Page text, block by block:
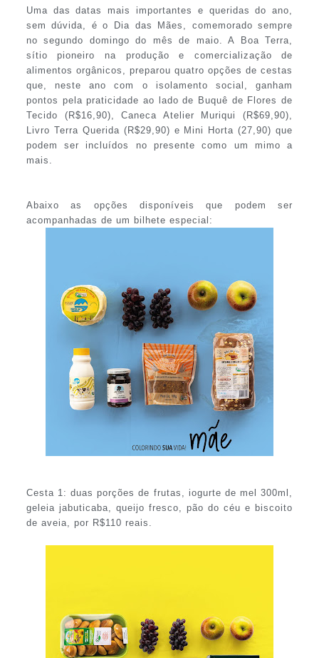
Uma das datas mais importantes e queridas do ano,
sem dúvida, é o Dia das Mães, comemorado sempre
no segundo domingo do mês de maio. A Boa Terra,
sítio pioneiro na produção e comercialização de
alimentos orgânicos, preparou quatro opções de cestas
que, neste ano com o isolamento social, ganham
pontos pela praticidade ao lado de Buquê de Flores de
Tecido (R$16,90), Caneca Atelier Muriqui (R$69,90),
Livro Terra Querida (R$29,90) e Mini Horta (27,90) que
podem ser incluídos no presente como um mimo a
mais.
Abaixo as opções disponíveis que podem ser
acompanhadas de um bilhete especial:
Cesta 1: duas porções de frutas, iogurte de mel 300ml,
geleia jabuticaba, queijo fresco, pão do céu e biscoito
de aveia, por R$110 reais.